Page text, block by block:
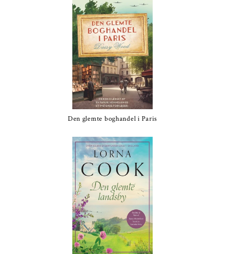
Den glemte boghandel i Paris